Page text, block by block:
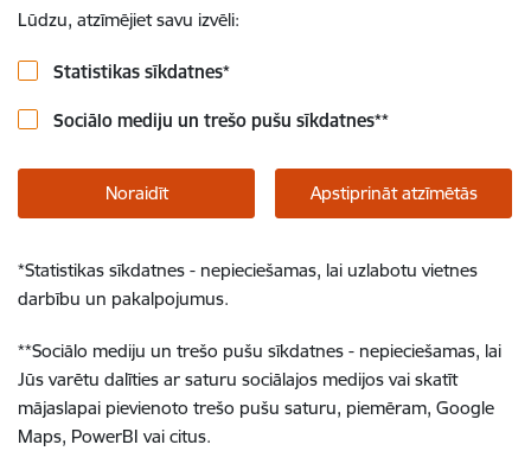
Lūdzu, atzīmējiet savu izvēli:
Statistikas sīkdatnes*
Sociālo mediju un trešo pušu sīkdatnes**
Noraidīt Apstiprināt atzīmētās
*Statistikas sīkdatnes - nepieciešamas, lai uzlabotu vietnes
darbību un pakalpojumus.
**Sociālo mediju un trešo pušu sīkdatnes - nepieciešamas, lai
Jūs varētu dalīties ar saturu sociālajos medijos vai skatīt
mājaslapai pievienoto trešo pušu saturu, piemēram, Google
Maps, PowerBI vai citus.